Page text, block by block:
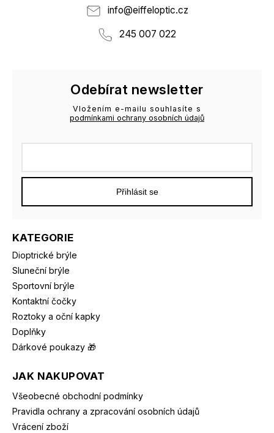
info@eiffeloptic.cz
245 007 022
KATEGORIE
Dioptrické brýle
Sluneční brýle
Sportovní brýle
Kontaktní čočky
Roztoky a oční kapky
Doplňky
Dárkové poukazy 🎁
JAK NAKUPOVAT
Všeobecné obchodní podmínky
Pravidla ochrany a zpracování osobních údajů
Vrácení zboží
Odebírat newsletter
Vložením e-mailu souhlasíte s
podmínkami ochrany osobních údajů
Přihlásit se